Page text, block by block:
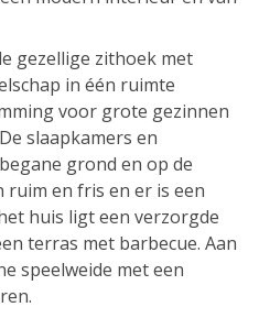
gezellige zithoek met
in één ruimte
voor grote gezinnen
slaapkamers en
grond en op de
ruim en fris en er is een
huis ligt een verzorgde
terras met barbecue. Aan
speelweide met een